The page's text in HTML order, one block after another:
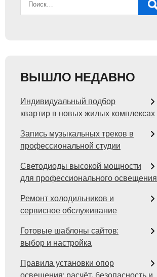
ВЫШЛО НЕДАВНО
Индивидуальный подбор
квартир в новых жилых комплексах
Запись музыкальных треков в
профессиональной студии
Светодиоды высокой мощности
для профессионального освещения
Ремонт холодильников и
сервисное обслуживание
Готовые шаблоны сайтов:
выбор и настройка
Правила установки опор